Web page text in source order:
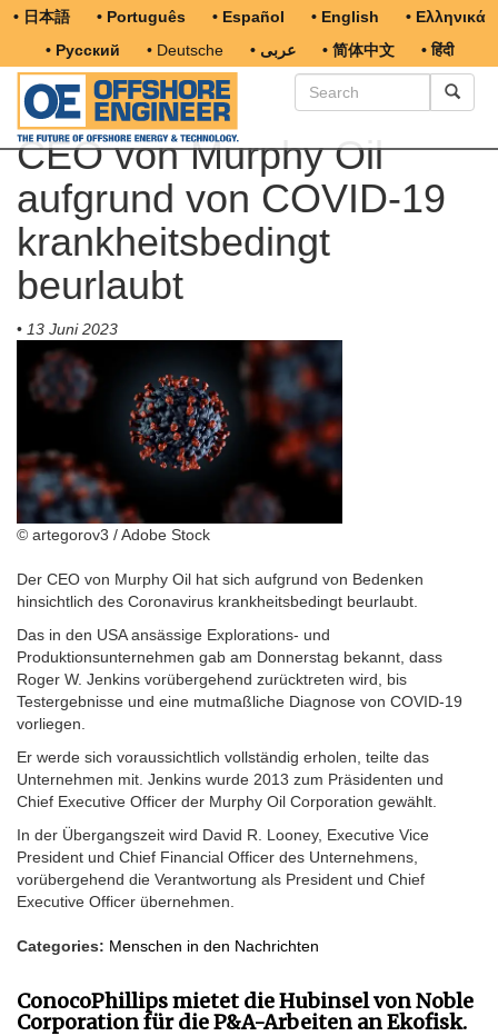
• 日本語 • Português • Español • English
• Ελληνικά
• Русский
• Deutsche • عربى • 简体中文 • हिंदी
CEO von Murphy Oil
aufgrund von COVID-19
krankheitsbedingt
beurlaubt
• 13 Juni 2023
© artegorov3 / Adobe Stock
Der CEO von Murphy Oil hat sich aufgrund von Bedenken
hinsichtlich des Coronavirus krankheitsbedingt beurlaubt.
Das in den USA ansässige Explorations- und
Produktionsunternehmen gab am Donnerstag bekannt, dass
Roger W. Jenkins vorübergehend zurücktreten wird, bis
Testergebnisse und eine mutmaßliche Diagnose von COVID-19
vorliegen.
Er werde sich voraussichtlich vollständig erholen, teilte das
Unternehmen mit. Jenkins wurde 2013 zum Präsidenten und
Chief Executive Officer der Murphy Oil Corporation gewählt.
In der Übergangszeit wird David R. Looney, Executive Vice
President und Chief Financial Officer des Unternehmens,
vorübergehend die Verantwortung als President und Chief
Executive Officer übernehmen.
Categories: Menschen in den Nachrichten
ConocoPhillips mietet die Hubinsel von Noble
Corporation für die P&A-Arbeiten an Ekofisk.